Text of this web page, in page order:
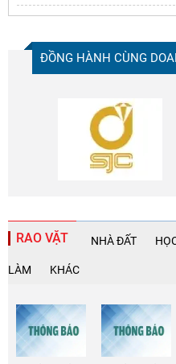
ĐỒNG HÀNH CÙNG
RAO VẶT NHÀ ĐẤT
LÀM KHÁC